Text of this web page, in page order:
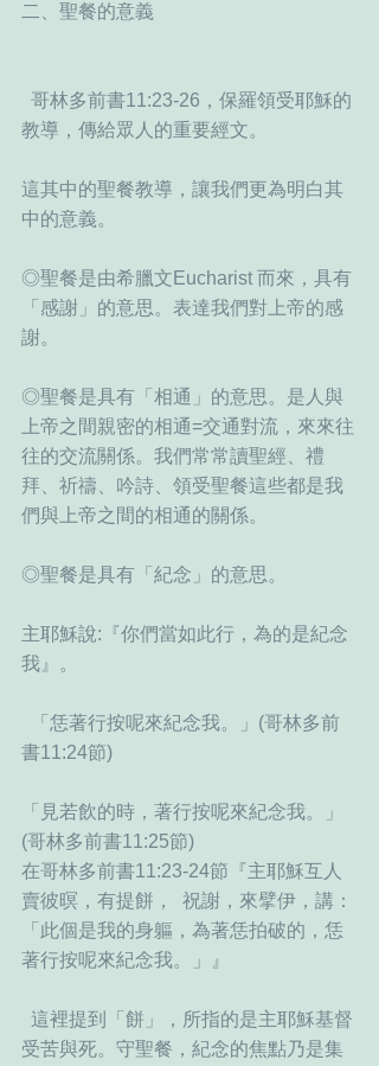
二、聖餐的意義
教導，傳給眾人的重要經文。
這其中的聖餐教導，讓我們更為明白其
中的意義。
◎聖餐是由希臘文Eucharist 而來，具有
「感謝」的意思。表達我們對上帝的感
謝。
◎聖餐是具有「相通」的意思。是人與
上帝之間親密的相通=交通對流，來來往
往的交流關係。我們常常讀聖經、禮
拜、祈禱、吟詩、領受聖餐這些都是我
們與上帝之間的相通的關係。
◎聖餐是具有「紀念」的意思。
主耶穌說:『你們當如此行，為的是紀念
我』。
書11:24節)
「見若飲的時，著行按呢來紀念我。」
(哥林多前書11:25節)
在哥林多前書11:23-24節『主耶穌互人
賣彼暝，有提餅，  祝謝，來擘伊，講：
「此個是我的身軀，為著恁拍破的，恁
著行按呢來紀念我。」』
受苦與死。守聖餐，紀念的焦點乃是集